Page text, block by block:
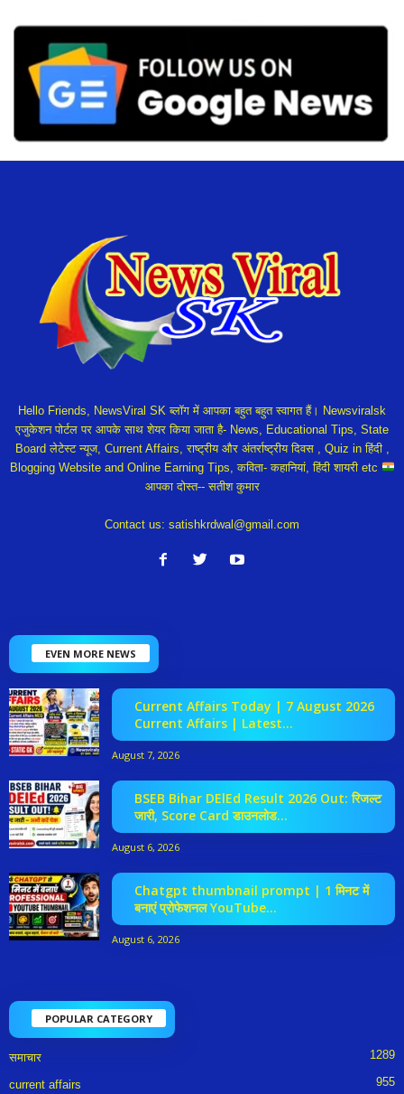
Hello Friends, NewsViral SK ब्लॉग में आपका बहुत बहुत स्वागत हैं। Newsviralsk
एजुकेशन पोर्टल पर आपके साथ शेयर किया जाता है- News, Educational Tips, State
Board लेटेस्ट न्यूज, Current Affairs, राष्ट्रीय और अंतर्राष्ट्रीय दिवस , Quiz in हिंदी ,
Blogging Website and Online Earning Tips, कविता- कहानियां, हिंदी शायरी etc
आपका दोस्त-- सतीश कुमार
Contact us: satishkrdwal@gmail.com
EVEN MORE NEWS
Current Affairs Today | 7 August 2026
Current Affairs | Latest...
August 7, 2026
BSEB Bihar DElEd Result 2026 Out: रिजल्ट
जारी, Score Card डाउनलोड...
August 6, 2026
Chatgpt thumbnail prompt | 1 मिनट में
बनाएं प्रोफेशनल YouTube...
August 6, 2026
POPULAR CATEGORY
समाचार 1289
current affairs 955